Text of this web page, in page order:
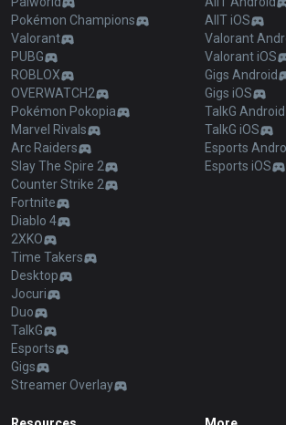
Pokémon Champions
Valorant
PUBG
ROBLOX
OVERWATCH2
Pokémon Pokopia
Marvel Rivals
Arc Raiders
Slay The Spire 2
Counter Strike 2
Fortnite
Diablo 4
2XKO
Time Takers
Desktop
Jocuri
Duo
TalkG
Esports
Gigs
Streamer Overlay
AllT iOS
Valorant
Valorant iOS
Gigs Android
Gigs iOS
TalkG Android
TalkG iOS
Esports
Esports iOS